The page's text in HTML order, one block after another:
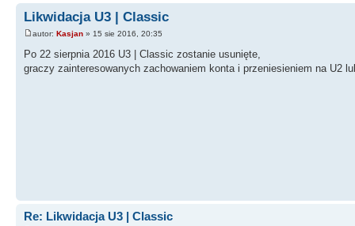
Likwidacja U3 | Classic
autor: Kasjan » 15 sie 2016, 20:35
Po 22 sierpnia 2016 U3 | Classic zostanie usunięte,
graczy zainteresowanych zachowaniem konta i przeniesieniem na U2
Re: Likwidacja U3 | Classic